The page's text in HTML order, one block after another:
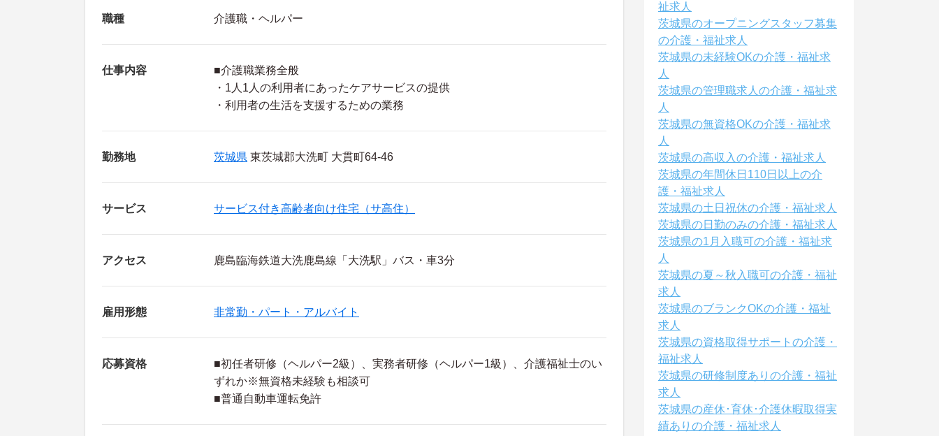
職種 介護職・ヘルパー
仕事内容
■介護職業務全般
・1人1人の利用者にあったケアサービスの提供
・利用者の生活を支援するための業務
勤務地 茨城県 東茨城郡大洗町 大貫町64-46
サービス サービス付き高齢者向け住宅（サ高住）
アクセス 鹿島臨海鉄道大洗鹿島線「大洗駅」バス・車3分
雇用形態 非常勤・パート・アルバイト
応募資格
■初任者研修（ヘルパー2級）、実務者研修（ヘルパー1級）、介護福祉士のい
ずれか※無資格未経験も相談可
■普通自動車運転免許
祉求人
茨城県のオープニングスタッフ募集
の介護・福祉求人
茨城県の未経験OKの介護・福祉求
人
茨城県の管理職求人の介護・福祉求
人
茨城県の無資格OKの介護・福祉求
人
茨城県の高収入の介護・福祉求人
茨城県の年間休日110日以上の介
護・福祉求人
茨城県の土日祝休の介護・福祉求人
茨城県の日勤のみの介護・福祉求人
茨城県の1月入職可の介護・福祉求
人
茨城県の夏～秋入職可の介護・福祉
求人
茨城県のブランクOKの介護・福祉
求人
茨城県の資格取得サポートの介護・
福祉求人
茨城県の研修制度ありの介護・福祉
求人
茨城県の産休･育休･介護休暇取得実
績ありの介護・福祉求人